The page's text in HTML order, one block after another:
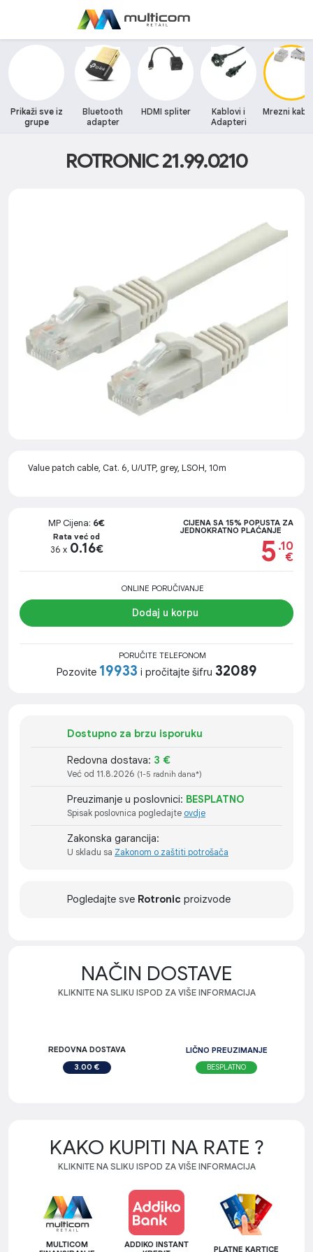
Prikaži sve iz
grupe
Bluetooth
adapter
HDMI spliter
Kablovi i
Adapteri
Mrezni
ROTRONIC 21.99.0210
Value patch cable, Cat. 6, U/UTP, grey, LSOH, 10m
MP Cijena: 6€
Rata već od
36 x 0.16€
CIJENA SA 15% POPUSTA ZA
JEDNOKRATNO PLAĆANJE
5 .10
€
ONLINE PORUČIVANJE
Dodaj u korpu
PORUČITE TELEFONOM
Pozovite 19933 i pročitajte šifru 32089
Dostupno za brzu isporuku
Redovna dostava: 3 €
Već od 11.8.2026 (1-5 radnih dana*)
Preuzimanje u poslovnici: BESPLATNO
Spisak poslovnica pogledajte ovdje
Zakonska garancija:
U skladu sa Zakonom o zaštiti potrošača
Pogledajte sve Rotronic proizvode
NAČIN DOSTAVE
KLIKNITE NA SLIKU ISPOD ZA VIŠE INFORMACIJA
REDOVNA DOSTAVA
3.00 €
LIČNO PREUZIMANJE
BESPLATNO
KAKO KUPITI NA RATE ?
KLIKNITE NA SLIKU ISPOD ZA VIŠE INFORMACIJA
MULTICOM
ADDIKO INSTANT
PLATNE KARTICE